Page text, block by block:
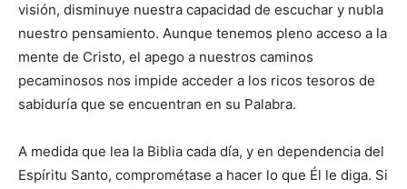
visión, disminuye nuestra capacidad de escuchar y nubla
nuestro pensamiento. Aunque tenemos pleno acceso a la
mente de Cristo, el apego a nuestros caminos
pecaminosos nos impide acceder a los ricos tesoros de
sabiduría que se encuentran en su Palabra.
A medida que lea la Biblia cada día, y en dependencia del
Espíritu Santo, comprométase a hacer lo que Él le diga. Si